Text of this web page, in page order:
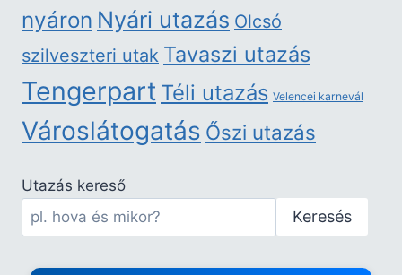
nyáron Nyári utazás Olcsó
szilveszteri utak Tavaszi utazás
Tengerpart Téli utazás Velencei karnevál
Városlátogatás Őszi utazás
Utazás kereső
Keresés